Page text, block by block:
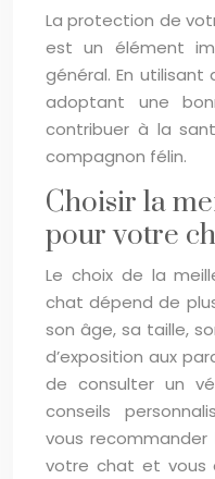
La protection de
est un élément
général. En
adoptant une
contribuer à la
compagnon félin.
Choisir la
pour votre
Le choix de la
chat dépend de
son âge, sa taille,
d’exposition aux
de consulter un
conseils
vous
votre chat et vous